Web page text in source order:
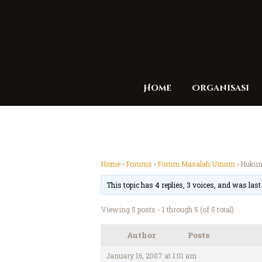
Home Organisasi
Home›Forums ›Forum Masalah Umum ›
This topic has 4 replies, 3 voices, and was
Viewing 5 posts - 1 through 5 (of 5 total)
Author Posts
January 16, 2007 at 1:01 am